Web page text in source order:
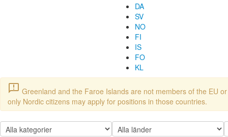
DA
SV
NO
FI
IS
FO
KL
announcement Greenland and the Faroe Islands are not members of the EU
only Nordic citizens may apply for positions in those countries.